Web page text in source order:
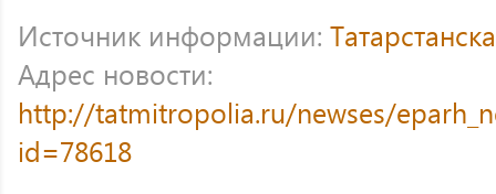
Источник информации:
Адрес новости:
http://tatmitropolia.ru/newses/
id=78618